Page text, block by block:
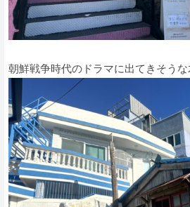
朝鮮戦争時代のドラマに出てきそうな